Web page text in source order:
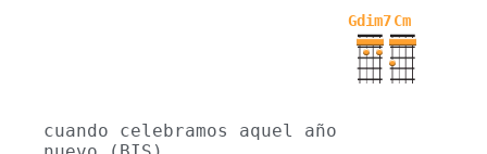
Gdim7Cm
cuando celebramos aquel año